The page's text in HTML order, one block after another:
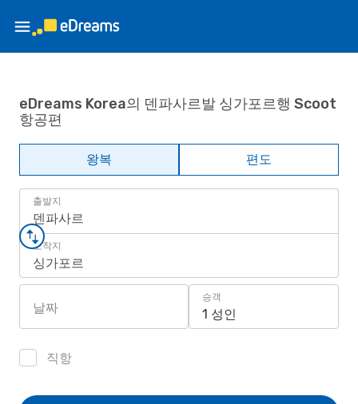
eDreams Korea의 덴파사르발 싱가포르행 Scoot
항공편
왕복 편도
출발지
덴파사르
도착지
싱가포르
날짜
승객
1 성인
직항